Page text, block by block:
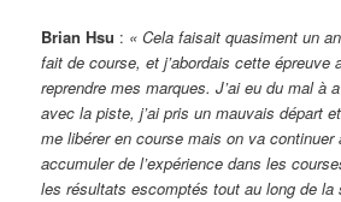
Brian Hsu : « Cela faisait quasiment un
fait de course, et j’abordais cette épreuve
reprendre mes marques. J’ai eu du mal à
avec la piste, j’ai pris un mauvais départ
me libérer en course mais on va continuer
accumuler de l’expérience dans les
les résultats escomptés tout au long de la